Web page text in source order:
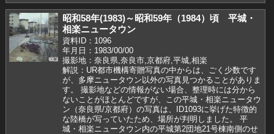
昭和58年(1983)～昭和59年（1984）頃 平城・
相楽ニュータウン
資料ID：1096
年月日：1983/00/00
撮影地：奈良県,奈良市,京都府,平城,相楽
解説：UR都市機構寄贈写真の中からは、ごく少数です
が、多摩ニュータウン以外の写真見つかることがありま
す。 撮影地などの情報がない場合、整理時には分から
ないことがほとんどですが、この平城・相楽ニュータウ
ン（奈良県/京都府）の写真は、ID1093に挙げた特徴的
な陸橋が写っていたため、場所が判明しました。 平
城・相楽ニュータウン内の平城第2団地21号棟南側のせ